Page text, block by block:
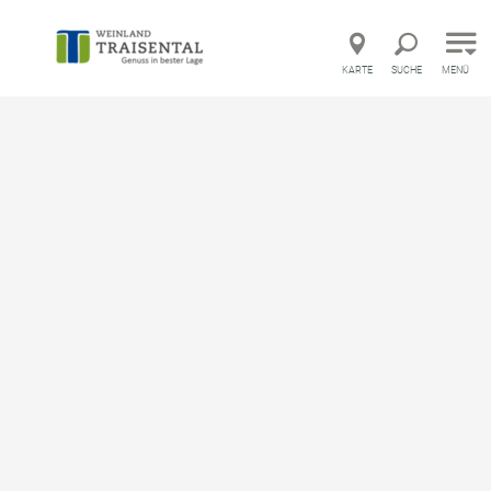
Direkt zur Volltextsuche
Direkt zum Inhalt
KARTE SUCHE MENÜ